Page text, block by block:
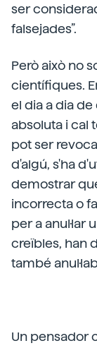
ser
falsejades”.
Però això no
científiques.
el dia a dia
absoluta i cal
pot ser
d'algú, s'ha
demostrar
incorrecta o
per a anul·lar
creïbles, han
també
Un pensador